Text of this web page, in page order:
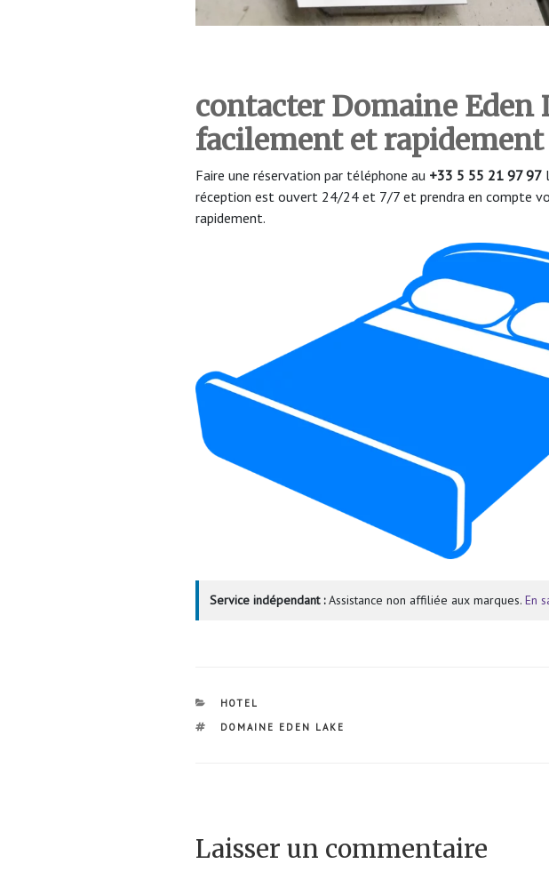
contacter Domaine Eden
facilement et rapidement
Faire une réservation par téléphone au +33 5 55 21 97 97
réception est ouvert 24/24 et 7/7 et prendra en compte
rapidement.
Service indépendant :Assistance non affiliée aux marques. En
CATÉGORIES
HOTEL
ÉTIQUETTES
DOMAINE EDEN LAKE
Laisser un commentaire